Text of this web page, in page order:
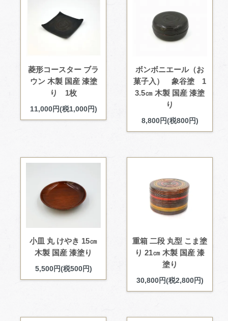
菱形コースター ブラ
ウン 木製 国産 漆塗
り 1枚
11,000円(税1,000円)
ボンボニエール（お
菓子入） 象谷塗 1
3.5㎝ 木製 国産 漆塗
り
8,800円(税800円)
小皿 丸 けやき 15㎝
木製 国産 漆塗り
5,500円(税500円)
重箱 二段 丸型 こま塗
り 21㎝ 木製 国産 漆
塗り
30,800円(税2,800円)